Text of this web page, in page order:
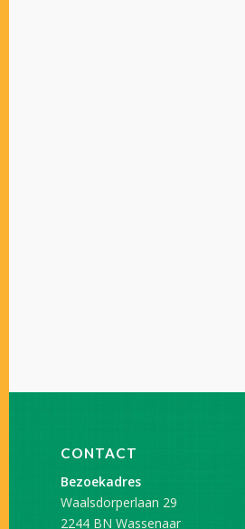
CONTACT
Bezoekadres
Waalsdorperlaan 29
2244 BN Wassenaar